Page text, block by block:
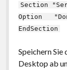
Section
Option
EndSection
Speichern Sie
Desktop ab